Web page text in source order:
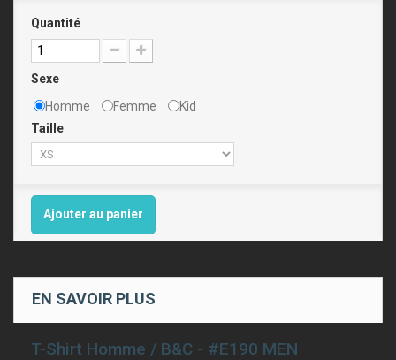
Quantité
Sexe
Homme
Femme
Kid
Taille
Ajouter au panier
EN SAVOIR PLUS
T-Shirt Homme / B&C - #E190 MEN